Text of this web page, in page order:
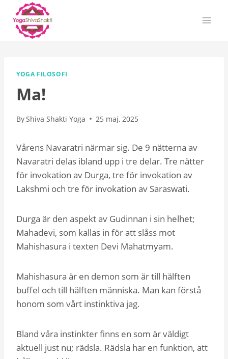
content
YOGA FILOSOFI
Ma!
ByShiva Shakti Yoga 25 maj, 2025
Vårens Navaratri närmar sig. De 9 nätterna av
Navaratri delas ibland upp i tre delar. Tre nätter
för invokation av Durga, tre för invokation av
Lakshmi och tre för invokation av Saraswati.
Durga är den aspekt av Gudinnan i sin helhet;
Mahadevi, som kallas in för att slåss mot
Mahishasura i texten Devi Mahatmyam.
Mahishasura är en demon som är till hälften
buffel och till hälften människa. Man kan förstå
honom som vårt instinktiva jag.
Bland våra instinkter finns en som är väldigt
aktuell just nu; rädsla. Rädsla har en funktion, att